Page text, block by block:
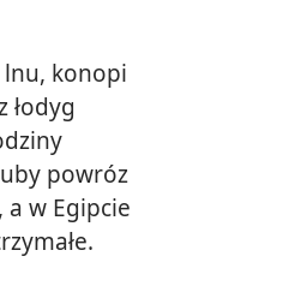
lnu, konopi
łodyg
powróz
w Egipcie